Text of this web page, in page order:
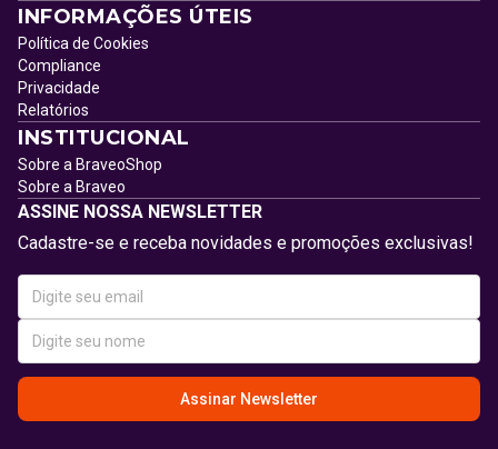
INFORMAÇÕES ÚTEIS
Política de Cookies
Compliance
Privacidade
Relatórios
INSTITUCIONAL
Sobre a BraveoShop
Sobre a Braveo
ASSINE NOSSA NEWSLETTER
Cadastre-se e receba novidades e promoções exclusivas!
Assinar Newsletter